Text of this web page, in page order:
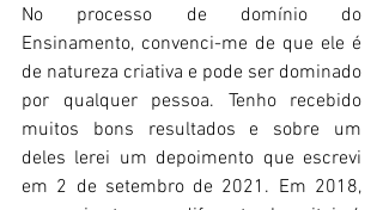
No processo de domínio do
Ensinamento, convenci-me de que ele é
de natureza criativa e pode ser dominado
por qualquer pessoa. Tenho recebido
muitos bons resultados e sobre um
deles lerei um depoimento que escrevi
em 2 de setembro de 2021. Em 2018,